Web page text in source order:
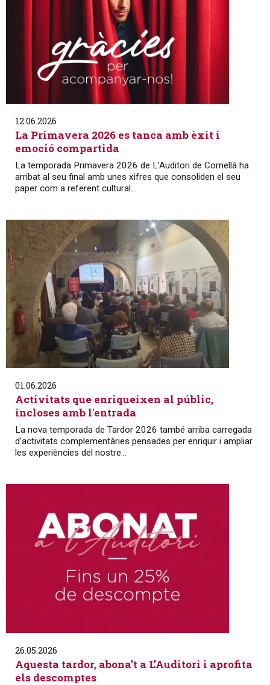
12.06.2026
La Primavera 2026 es tanca amb èxit i
emoció compartida
La temporada Primavera 2026 de L’Auditori de Cornellà ha
arribat al seu final amb unes xifres que consoliden el seu
paper com a referent cultural...
01.06.2026
Activitats que enriqueixen al públic,
incloses amb l'entrada
La nova temporada de Tardor 2026 també arriba carregada
d’activitats complementàries pensades per enriquir i ampliar
les experiències del nostre...
26.05.2026
Aquesta tardor, abona’t a L’Auditori i aprofita
els descomptes